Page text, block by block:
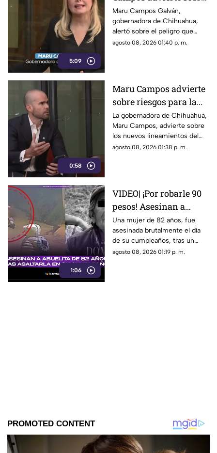
5:09
el uso de lineamientos
para sancionar a
medios y periodistas
Maru Campos Galván,
gobernadora de Chihuahua,
alertó sobre el peligro que
implican los nuevos
agosto 08, 2026 01:40 p. m.
0:58
Maru Campos advierte
sobre riesgos para la
libertad de expresión
La gobernadora de Chihuahua,
Maru Campos, advierte sobre
los nuevos lineamientos del
Gobierno Federal que
agosto 08, 2026 01:38 p. m.
1:06
VIDEO| ¡Por robarle 90
pesos! Asesinan a
abuelita de 82 años tras
asaltarla en su
cumpleaños
Una mujer de 82 años, fue
asesinada brutalmente el día
de su cumpleaños, tras un
asalto por solo 90 pesos.
agosto 08, 2026 01:19 p. m.